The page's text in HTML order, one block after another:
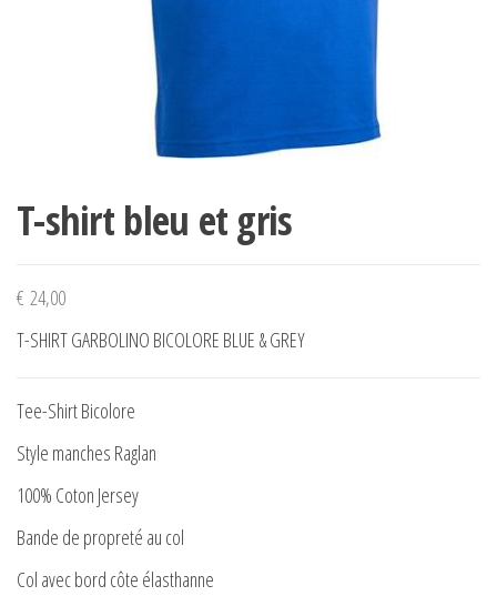
T-shirt bleu et gris
€ 24,00
T-SHIRT GARBOLINO BICOLORE BLUE & GREY
Tee-Shirt Bicolore
Style manches Raglan
100% Coton Jersey
Bande de propreté au col
Col avec bord côte élasthanne